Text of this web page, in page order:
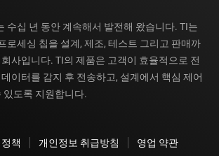
수십 년 동안 계속해서 발전해 왔습니다. TI는
로세싱 칩을 설계, 제조, 테스트 그리고 판매까
사입니다. TI의 제품은 고객이 효율적으로 전
이터를 감지 후 전송하고, 설계에서 핵심 제어
있도록 지원합니다.
책 개인정보 취급방침
영업 약관